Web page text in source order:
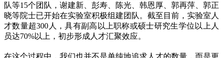
队等15个团队，谢建新、彭寿、陈光、韩恩厚、郭再萍、郭正
晓等院士已开始在实验室积极组建团队。截至目前，实验室人
才数量超300人，具有副高以上职称或硕士研究生学位以上人
员达70%以上，初步形成人才汇聚效应。
在这个过程中，我们也并不是单纯地追求人才的数量，而是更